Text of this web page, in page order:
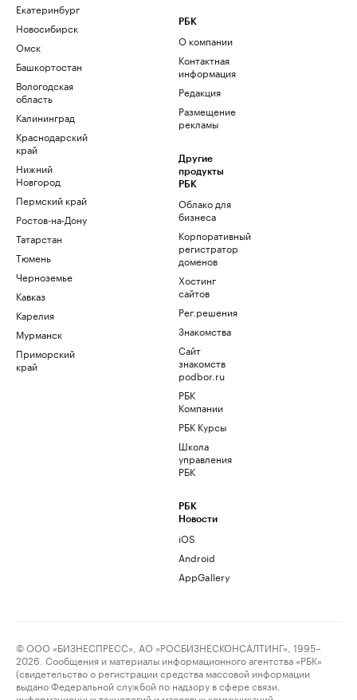
Екатеринбург
Новосибирск
Омск
Башкортостан
Вологодская
область
Калининград
Краснодарский
край
Нижний
Новгород
Пермский край
Ростов-на-Дону
Татарстан
Тюмень
Черноземье
Кавказ
Карелия
Мурманск
Приморский
край
РБК
О компании
Контактная
информация
Редакция
Размещение
рекламы
Другие
продукты
РБК
Облако для
бизнеса
Корпоративный
регистратор
доменов
Хостинг
сайтов
Рег.решения
Знакомства
Сайт
знакомств
podbor.ru
РБК
Компании
РБК Курсы
Школа
управления
РБК
РБК
Новости
iOS
Android
AppGallery
© ООО «БИЗНЕСПРЕСС», АО «РОСБИЗНЕСКОНСАЛТИНГ», 1995–
2026. Сообщения и материалы информационного агентства «РБК»
(свидетельство о регистрации средства массовой информации
выдано Федеральной службой по надзору в сфере связи,